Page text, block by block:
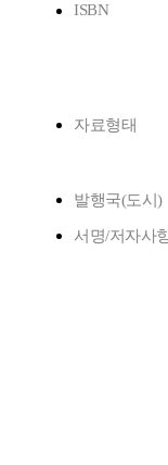
ISBN
자료형태
발행국(도시)
서명/저자사